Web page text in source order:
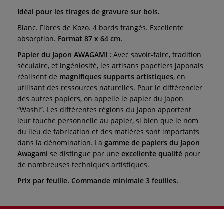
Idéal pour les tirages de gravure sur bois.
Blanc. Fibres de Kozo. 4 bords frangés. Excellente
absorption. Format 87 x 64 cm.
Papier du Japon AWAGAMI : Avec savoir-faire, tradition
séculaire, et ingéniosité, les artisans papetiers japonais
réalisent de magnifiques supports artistiques, en
utilisant des ressources naturelles. Pour le différencier
des autres papiers, on appelle le papier du Japon
“Washi”. Les différentes régions du Japon apportent
leur touche personnelle au papier, si bien que le nom
du lieu de fabrication et des matières sont importants
dans la dénomination. La gamme de papiers du Japon
Awagami se distingue par une excellente qualité pour
de nombreuses techniques artistiques.
Prix par feuille. Commande minimale 3 feuilles.